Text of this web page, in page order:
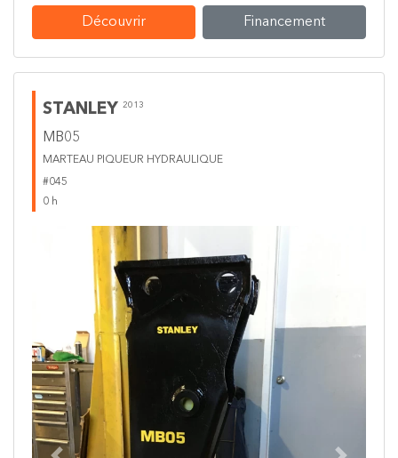
Découvrir Financement
STANLEY 2013
MB05
MARTEAU PIQUEUR HYDRAULIQUE
#045
0 h